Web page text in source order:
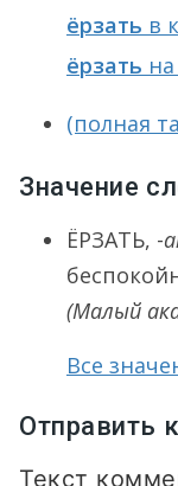
ёрзать в
ёрзать
(полная
Значение
ЁРЗАТЬ, -
(Малый
Все
Отправить
Текст